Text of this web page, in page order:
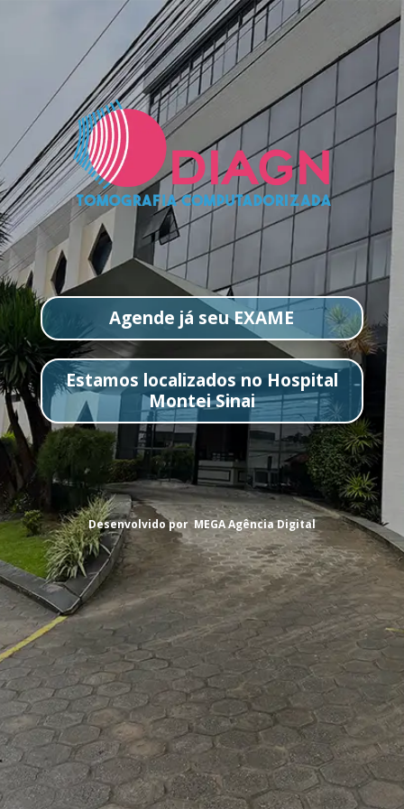
Agende já seu EXAME
Estamos localizados no Hospital
Montei Sinai
Desenvolvido por MEGA Agência Digital